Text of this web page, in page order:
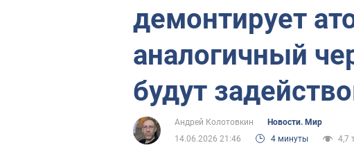
демонтирует
аналогичный
будут
Андрей Колотовкин
Новости. Мир
14.06.2026 21:46
4 минуты 4,7